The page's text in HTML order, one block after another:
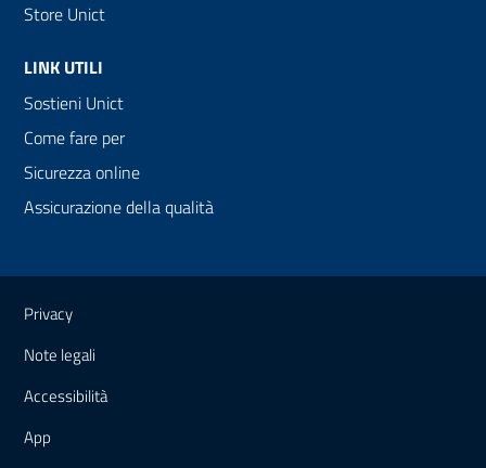
Store Unict
LINK UTILI
Sostieni Unict
Come fare per
Sicurezza online
Assicurazione della qualità
Link e informazioni utili
Privacy
Note legali
Accessibilità
App